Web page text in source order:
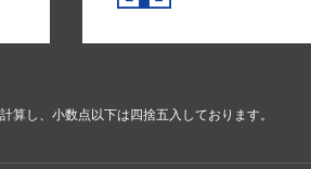
し、小数点以下は四捨五入しております。